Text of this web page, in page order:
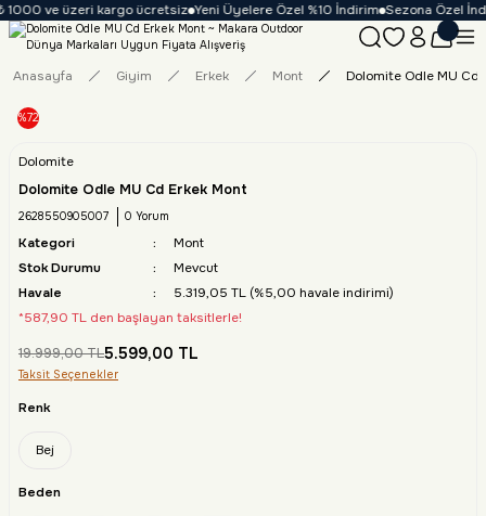
ve üzeri kargo ücretsiz Yeni Üyelere Özel %10 İndirim Sezona Özel
Anasayfa Giyim Erkek Mont Dolomite Odle MU Cd
%72
Dolomite
Dolomite Odle MU Cd Erkek Mont
2628550905007 0 Yorum
Kategori
Mont
Stok Durumu
Mevcut
Havale
5.319,05 TL (%5,00 havale indirimi)
*587,90 TL den başlayan taksitlerle!
19.999,00 TL5.599,00 TL
Taksit Seçenekler
Renk
Bej
Beden